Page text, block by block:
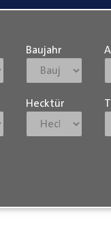
Baujahr
Hecktür